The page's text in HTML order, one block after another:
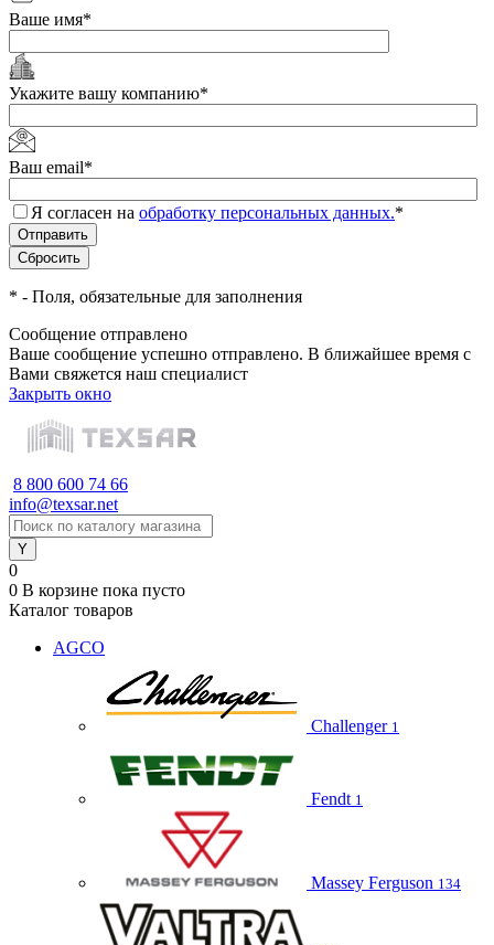
Ваше имя*
Укажите вашу компанию*
Ваш email*
Я согласен на обработку персональных данных.*
* - Поля, обязательные для заполнения
Сообщение отправлено
Ваше сообщение успешно отправлено. В ближайшее время с
Вами свяжется наш специалист
Закрыть окно
8 800 600 74 66
info@texsar.net
0
0 В корзине пока пусто
Каталог товаров
AGCO
Challenger 1
Fendt 1
Massey Ferguson 134